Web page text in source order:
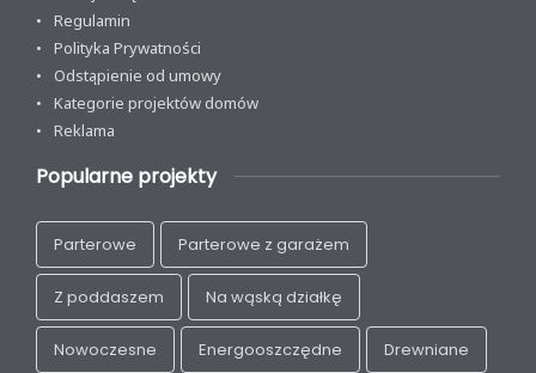
Regulamin
Polityka Prywatności
Odstąpienie od umowy
Kategorie projektów domów
Reklama
Popularne projekty
Parterowe Parterowe z garażem
Z poddaszem Na wąską działkę
Nowoczesne Energooszczędne Drewniane